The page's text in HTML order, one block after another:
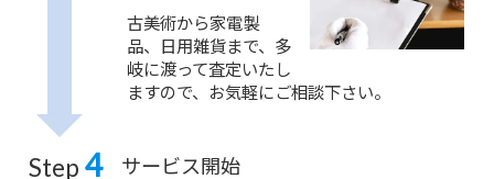
古美術から家電製
品、日用雑貨まで、多
岐に渡って査定いたし
ますので、お気軽にご相談下さい。
Step 4 サービス開始